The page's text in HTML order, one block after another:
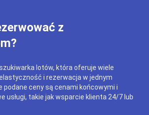
z
lotów, która oferuje wiele
i rezerwacja w jednym
podane ceny są cenami końcowymi i
usługi, takie jak wsparcie klienta 24/7 lub